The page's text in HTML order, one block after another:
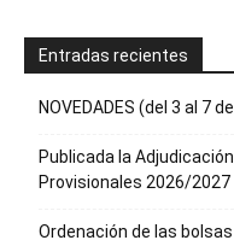
Entradas recientes
NOVEDADES (del 3 al 7
Publicada la
Provisionales 2026/2027
Ordenación de las